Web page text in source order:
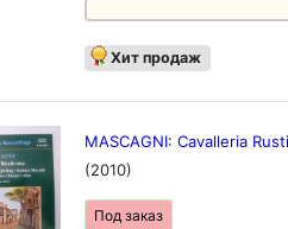
Хит продаж
MASCAGNI: Cavalleria
(2010)
Под заказ